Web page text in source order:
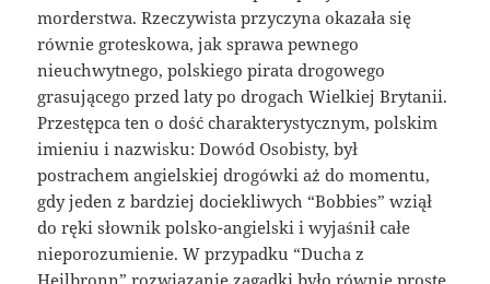
morderstwa. Rzeczywista przyczyna okazała się
równie groteskowa, jak sprawa pewnego
nieuchwytnego, polskiego pirata drogowego
grasującego przed laty po drogach Wielkiej Brytanii.
Przestępca ten o dość charakterystycznym, polskim
imieniu i nazwisku: Dowód Osobisty, był
postrachem angielskiej drogówki aż do momentu,
gdy jeden z bardziej dociekliwych “Bobbies” wziął
do ręki słownik polsko-angielski i wyjaśnił całe
nieporozumienie. W przypadku “Ducha z
Heilbronn” rozwiązanie zagadki było równie proste.